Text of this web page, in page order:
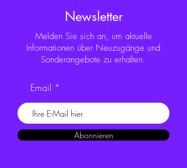
Newsletter
Melden Sie sich an, um aktuelle
Informationen über Neuzugänge und
Sonderangebote zu erhalten.
Email
Abonnieren